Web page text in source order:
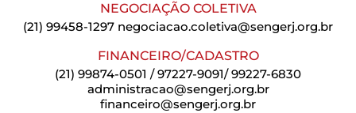
NEGOCIAÇÃO COLETIVA
(21) 99458-1297 negociacao.coletiva@sengerj.org.br
FINANCEIRO/CADASTRO
(21) 99874-0501 / 97227-9091/ 99227-6830
administracao@sengerj.org.br
financeiro@sengerj.org.br